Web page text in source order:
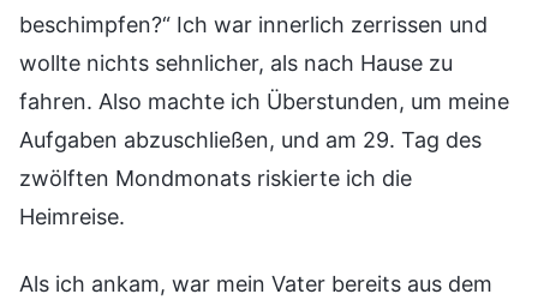
beschimpfen?“ Ich war innerlich zerrissen und
wollte nichts sehnlicher, als nach Hause zu
fahren. Also machte ich Überstunden, um meine
Aufgaben abzuschließen, und am 29. Tag des
zwölften Mondmonats riskierte ich die
Heimreise.
Als ich ankam, war mein Vater bereits aus dem